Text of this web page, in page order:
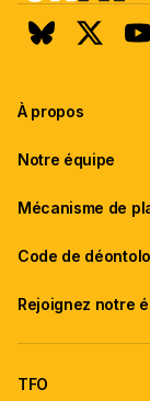
À propos
Notre équipe
Mécanisme de
Code de
Rejoignez notre
TFO